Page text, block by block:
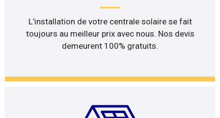
L’installation de votre centrale solaire se fait
toujours au meilleur prix avec nous. Nos devis
demeurent 100% gratuits.